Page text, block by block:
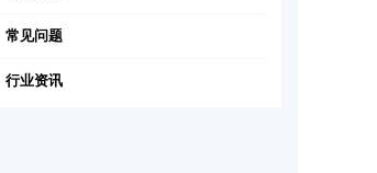
常见问题
行业资讯